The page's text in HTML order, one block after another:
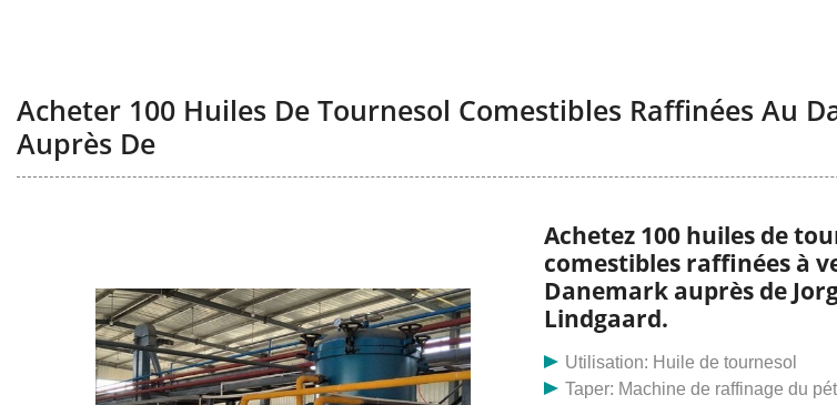
Acheter 100 Huiles De Tournesol Comestibles Raffinées Au
Auprès De
Achetez 100 huiles de
comestibles raffinées à
Danemark auprès de
Lindgaard.
Utilisation: Huile de tournesol
Taper: Machine de raffinage du